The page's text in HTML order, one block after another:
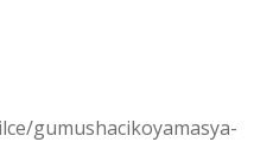
gumushacikoyamasya-